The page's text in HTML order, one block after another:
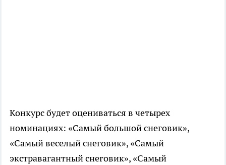
Конкурс будет оцениваться в четырех
номинациях: «Самый большой снеговик»,
«Самый веселый снеговик», «Самый
экстравагантный снеговик», «Самый